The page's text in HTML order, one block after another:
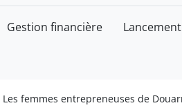
Gestion financière
Les femmes entrepreneuses de